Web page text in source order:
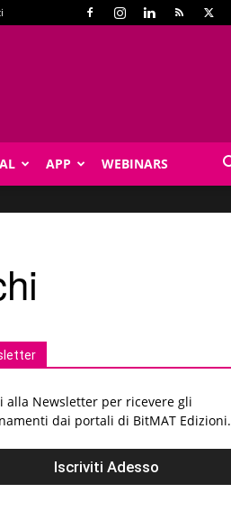
APP WEBINARS
alla Newsletter per ricevere gli
dai portali di BitMAT Edizioni.